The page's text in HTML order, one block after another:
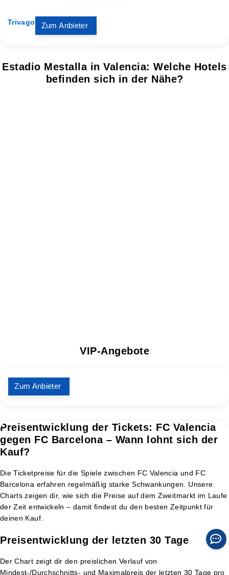
Trivago Zum Anbieter
Estadio Mestalla in Valencia: Welche Hotels
befinden sich in der Nähe?
VIP-Angebote
Zum Anbieter
Preisentwicklung der Tickets: FC Valencia
gegen FC Barcelona – Wann lohnt sich der
Kauf?
Die Ticketpreise für die Spiele zwischen FC Valencia und FC
Barcelona erfahren regelmäßig starke Schwankungen. Unsere
Charts zeigen dir, wie sich die Preise auf dem Zweitmarkt im Laufe
der Zeit entwickeln – damit findest du den besten Zeitpunkt für
deinen Kauf.
Preisentwicklung der letzten 30 Tage
Der Chart zeigt dir den preislichen Verlauf von
Mindest-/Durchschnitts- und Maximalpreis der letzten 30 Tage pro